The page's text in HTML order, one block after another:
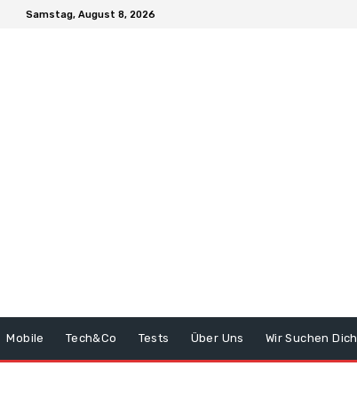
Samstag, August 8, 2026
Mobile Tech&Co Tests Über Uns Wir Suchen Dich